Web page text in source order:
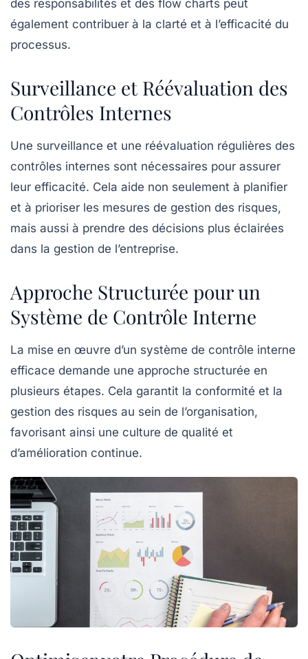
des responsabilités et des flow charts peut
également contribuer à la clarté et à l’efficacité du
processus.
Surveillance et Réévaluation des
Contrôles Internes
Une surveillance et une réévaluation régulières des
contrôles internes sont nécessaires pour assurer
leur efficacité. Cela aide non seulement à planifier
et à prioriser les mesures de gestion des risques,
mais aussi à prendre des décisions plus éclairées
dans la gestion de l’entreprise.
Approche Structurée pour un
Système de Contrôle Interne
La mise en œuvre d’un système de contrôle interne
efficace demande une approche structurée en
plusieurs étapes. Cela garantit la conformité et la
gestion des risques au sein de l’organisation,
favorisant ainsi une culture de qualité et
d’amélioration continue.